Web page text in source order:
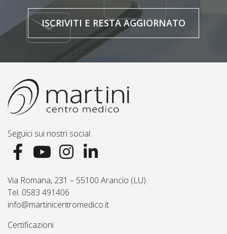
ISCRIVITI E RESTA AGGIORNATO
Seguici sui nostri social:
Via Romana, 231 – 55100 Arancio (LU)
Tel. 0583 491406
info@martinicentromedico.it
Certificazioni